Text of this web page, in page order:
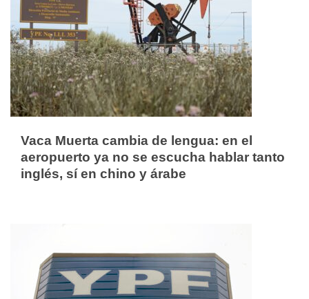
Vaca Muerta cambia de lengua: en el
aeropuerto ya no se escucha hablar tanto
inglés, sí en chino y árabe